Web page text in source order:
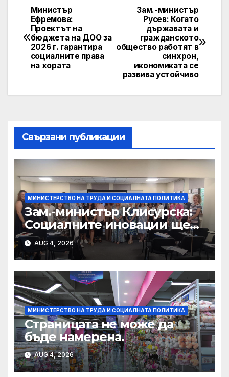
Post
navigation
Зам.-министър
Русев: Когато
държавата и
гражданското
общество работят в
синхрон,
икономиката се
развива устойчиво
Министър
Ефремова:
Проектът на
бюджета на ДОО за
2026 г. гарантира
социалните права
на хората
Свързани публикации
МИНИСТЕРСТВО НА ТРУДА И СОЦИАЛНАТА ПОЛИТИКА
Зам.-министър Клисурска:
Социалните иновации ще
достигат до повече хора
благодарение на методика
на МТСП
AUG 4, 2026
МИНИСТЕРСТВО НА ТРУДА И СОЦИАЛНАТА ПОЛИТИКА
Страницата не може да
бъде намерена.
AUG 4, 2026